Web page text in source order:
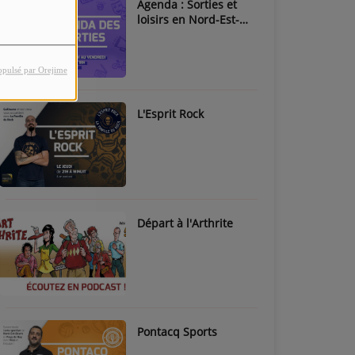
par Orejime
Agenda : Sorties et
loisirs en Nord-Est-
L'Esprit Rock
Départ à l'Arthrite
Pontacq Sports